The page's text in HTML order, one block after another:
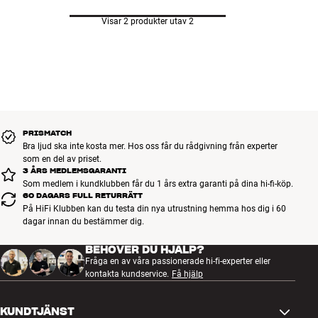
Visar 2 produkter utav 2
PRISMATCH
Bra ljud ska inte kosta mer. Hos oss får du rådgivning från experter
som en del av priset.
3 ÅRS MEDLEMSGARANTI
Som medlem i kundklubben får du 1 års extra garanti på dina hi-fi-köp.
60 DAGARS FULL RETURRÄTT
På HiFi Klubben kan du testa din nya utrustning hemma hos dig i 60
dagar innan du bestämmer dig.
BEHÖVER DU HJÄLP?
Fråga en av våra passionerade hi-fi-experter eller
kontakta kundservice. Få hjälp
KUNDTJÄNST